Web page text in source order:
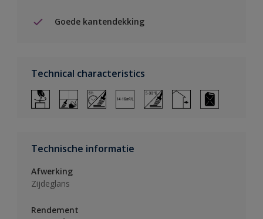
Goede kantendekking
Technical characteristics
Technische informatie
Afwerking
Zijdeglans
Rendement